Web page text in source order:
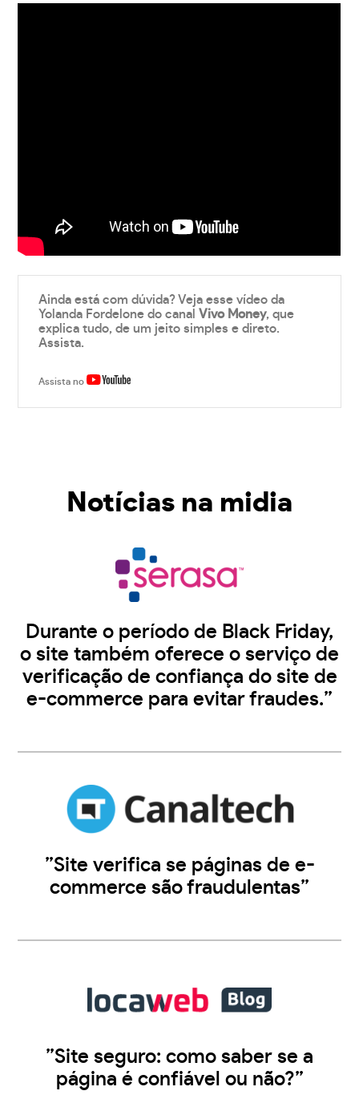
Ainda está com dúvida? Veja esse vídeo da
Yolanda Fordelone do canalVivo Money, que
explica tudo, de um jeito simples e direto.
Assista.
Assista no
Notícias na midia
Durante o período de Black Friday,
o site também oferece o serviço de
verificação de confiança do site de
e-commerce para evitar fraudes.”
”Site verifica se páginas de e-
commerce são fraudulentas”
”Site seguro: como saber se a
página é confiável ou não?”